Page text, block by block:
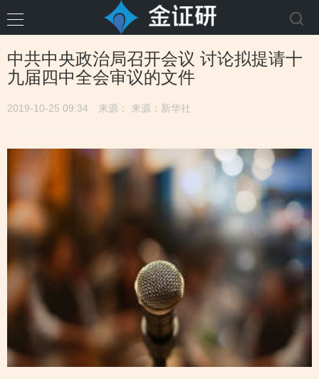
中共中央政治局召开会议 讨论拟提请十
九届四中全会审议的文件
2019-10-25 09:34 来源： 来源：新华社